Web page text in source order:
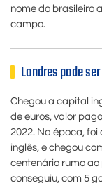
nome do brasileiro
campo.
Londres pode
Chegou a capital
de euros, valor
2022. Na época,
inglês, e chegou
centenário rumo
conseguiu, com 5